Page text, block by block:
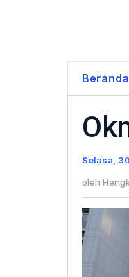
Beranda
Selasa,
oleh